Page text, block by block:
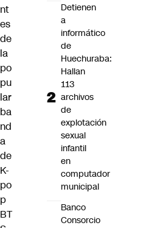
nt
es
de
la
po
pu
lar
ba
nd
a
de
K-
po
p
BT
Detienen
a
informático
de
Huechuraba:
Hallan
113
archivos
de
explotación
sexual
infantil
en
computador
municipal
Banco
Consorcio